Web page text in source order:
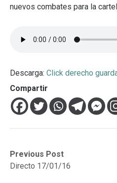
nuevos combates para la
Descarga: Click derecho
Compartir
Navegación
de
Previous Post
Previous
post:Directo 17/01/16
Next
post: